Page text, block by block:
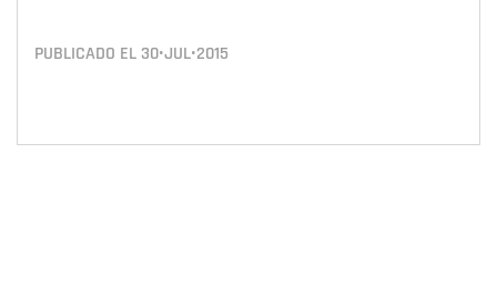
PUBLICADO EL 30•JUL•2015